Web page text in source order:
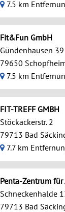
7.5 km
Fit&Fun GmbH
Gündenhausen 39
79650
7.5 km
FIT-TREFF GMBH
Stöckackerstr. 2
79713 Bad
7.7 km
Penta-Zentrum
Schneckenhalde
79713 Bad